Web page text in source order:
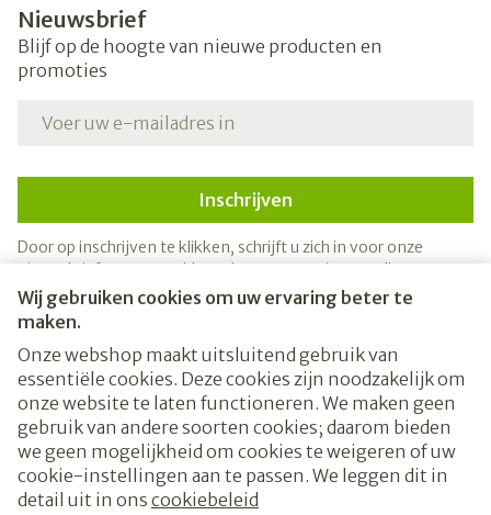
Wij gebruiken cookies om uw ervaring beter te
maken.
Onze webshop maakt uitsluitend gebruik van
essentiële cookies. Deze cookies zijn noodzakelijk om
onze website te laten functioneren. We maken geen
gebruik van andere soorten cookies; daarom bieden
we geen mogelijkheid om cookies te weigeren of uw
cookie-instellingen aan te passen. We leggen dit in
detail uit in ons cookiebeleid
Nieuwsbrief
Blijf op de hoogte van nieuwe producten en
promoties
Inschrijven
Door op inschrijven te klikken, schrijft u zich in voor onze
nieuwsbrief en gaat u akkoord met onzeprivacy policy.
Juridische links